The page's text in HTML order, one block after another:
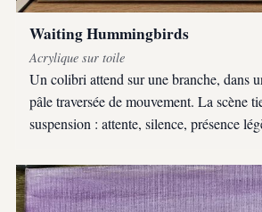
Waiting Hummingbirds
Acrylique sur toile
Un colibri attend sur une branche, dans
pâle traversée de mouvement. La scène
suspension : attente, silence, présence